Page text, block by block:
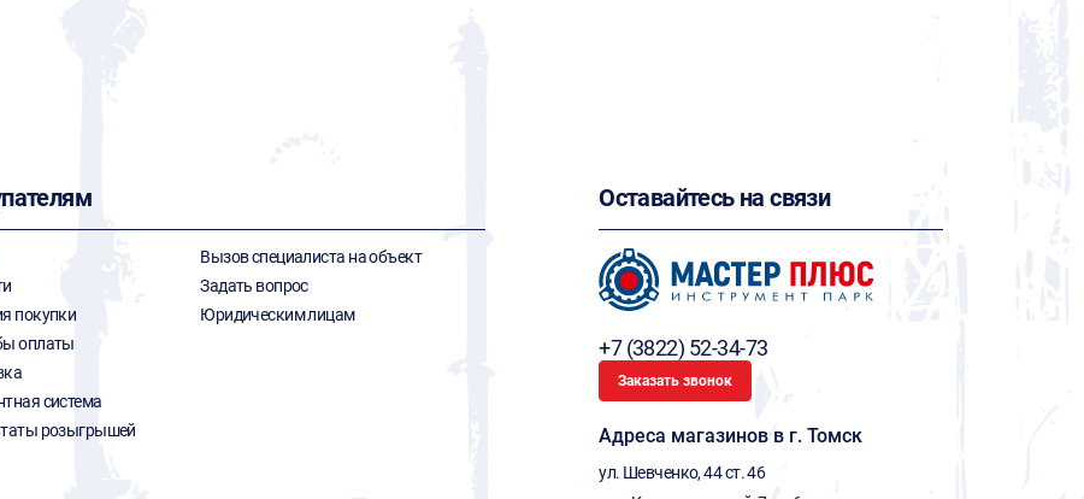
покупки
оплаты
система
розыгрышей
Вызов специалиста на объект
Задать вопрос
Юридическим лицам
Оставайтесь на связи
+7 (3822) 52-34-73
Заказать звонок
Адреса магазинов в г. Томск
ул. Шевченко, 44 ст. 46